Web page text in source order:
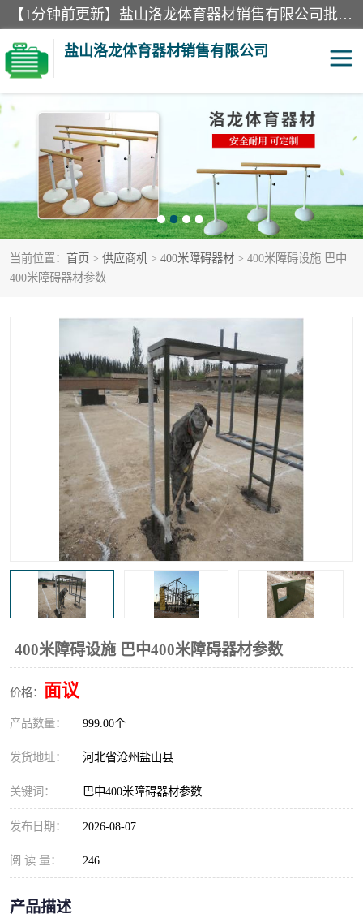
【1分钟前更新】盐山洛龙体育器材销售有限公司批量供应：300米障碍器材、400米障碍器材、部队训练器材、双杠、体操垫、舞蹈把杆等产品。盐山洛龙体育器材销售有限公司经过多年的发展，集研发，生产，销售，售后服务为一体. 奉行“质量，信誉，服务”的宗旨，以开拓创新的精神和真诚守信的态度积极进取。
盐山洛龙体育器材销售有限公司
当前位置： 首页 > 供应商机 > 400米障碍器材 > 400米障碍设施 巴中
400米障碍器材参数
400米障碍设施 巴中400米障碍器材参数
价格： 面议
产品数量： 999.00个
发货地址： 河北省沧州盐山县
关键词： 巴中400米障碍器材参数
发布日期： 2026-08-07
阅 读 量： 246
产品描述
单双杠 舞蹈把杆
400米障碍器材 体操垫
300米障碍器材 攀爬架
塑胶跑道 400米障碍器材1